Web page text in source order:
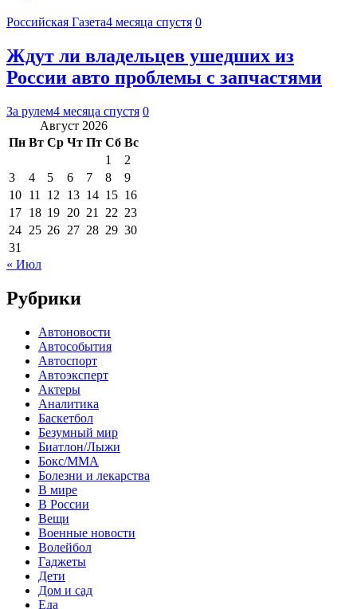
Российская Газета4 месяца спустя 0
Ждут ли владельцев ушедших из
России авто проблемы с запчастями
За рулем4 месяца спустя 0
Август 2026
Пн Вт Ср Чт Пт Сб Вс
1
2
3
4 5 6 7 8
9
10 11 12 13 14 15 16
17 18 19 20 21 22 23
24 25 26 27 28 29 30
31
« Июл
Рубрики
Автоновости
Автособытия
Автоспорт
Автоэксперт
Актеры
Аналитика
Баскетбол
Безумный мир
Биатлон/Лыжи
Бокс/MMA
Болезни и лекарства
В мире
В России
Вещи
Военные новости
Волейбол
Гаджеты
Дети
Дом и сад
Еда